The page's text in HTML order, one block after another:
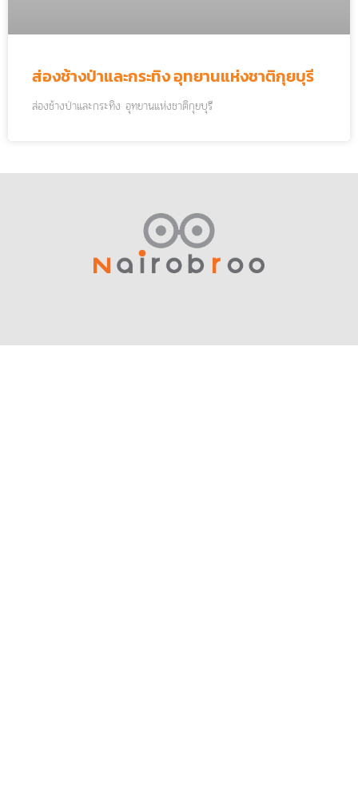
ส่องช้างป่าและกระทิง อุทยานแห่งชาติกุยบุรี
ส่องช้างป่าและกระทิง อุทยานแห่งชาติกุยบุรี